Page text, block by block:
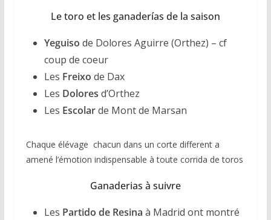
Le toro et les ganaderías de la saison
Yeguiso de Dolores Aguirre (Orthez) – cf
coup de coeur
Les Freixo de Dax
Les Dolores d’Orthez
Les Escolarde Mont de Marsan
Chaque élévage chacun dans un corte different a
amené l’émotion indispensable à toute corrida de toros
Ganaderias à suivre
Les Partido de Resina à Madrid ont montré